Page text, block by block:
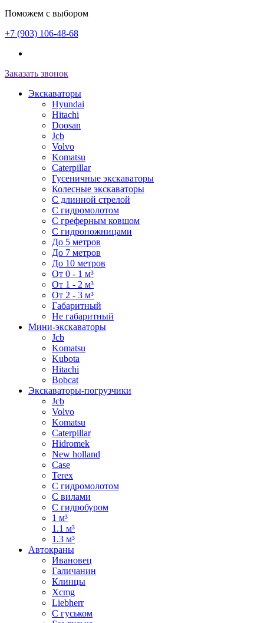
Поможем с выбором
+7 (903) 106-48-68
Заказать звонок
Экскаваторы
Hyundai
Hitachi
Doosan
Jcb
Volvo
Komatsu
Caterpillar
Гусеничные экскаваторы
Колесные экскаваторы
С длинной стрелой
С гидромолотом
С греферным ковшом
С гидроножницами
До 5 метров
До 7 метров
До 10 метров
От 0 - 1 м³
От 1 - 2 м³
От 2 - 3 м³
Габаритный
Не габаритный
Мини-экскаваторы
Jcb
Komatsu
Kubota
Hitachi
Bobcat
Экскаваторы-погрузчики
Jcb
Volvo
Komatsu
Caterpillar
Hidromek
New holland
Case
Terex
С гидромолотом
С вилами
С гидробуром
1 м³
1.1 м³
1.3 м³
Автокраны
Ивановец
Галичанин
Клинцы
Xcmg
Liebherr
С гуськом